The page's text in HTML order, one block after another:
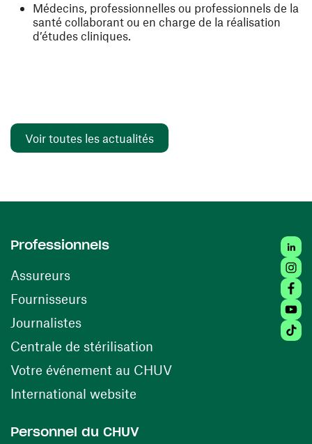
Médecins, professionnelles ou professionnels de la
santé collaborant ou en charge de la réalisation
d’études cliniques.
Voir toutes les actualités
Professionnels
Assureurs
Fournisseurs(ouvre une nouvelle fenêtre)
Journalistes
Centrale de stérilisation (ouvre une nouvelle
Votre événement au CHUV(ouvre une nouvelle
International website
Personnel du CHUV